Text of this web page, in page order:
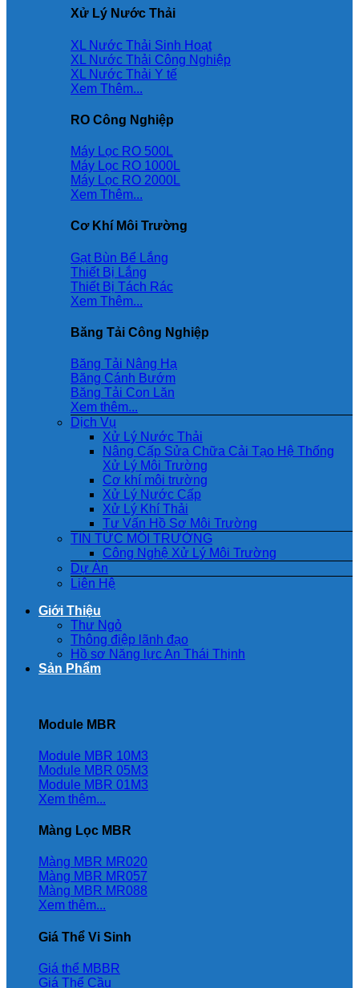
Xử Lý Nước Thải
XL Nước Thải Sinh Hoạt
XL Nước Thải Công Nghiệp
XL Nước Thải Y tế
Xem Thêm...
RO Công Nghiệp
Máy Lọc RO 500L
Máy Lọc RO 1000L
Máy Lọc RO 2000L
Xem Thêm...
Cơ Khí Môi Trường
Gạt Bùn Bể Lắng
Thiết Bị Lắng
Thiết Bị Tách Rác
Xem Thêm...
Băng Tải Công Nghiệp
Băng Tải Nâng Hạ
Băng Cánh Bướm
Băng Tải Con Lăn
Xem thêm...
Dịch Vụ
Xử Lý Nước Thải
Nâng Cấp Sửa Chữa Cải Tạo Hệ Thống
Xử Lý Môi Trường
Cơ khí môi trường
Xử Lý Nước Cấp
Xử Lý Khí Thải
Tư Vấn Hồ Sơ Môi Trường
TIN TỨC MÔI TRƯỜNG
Công Nghệ Xử Lý Môi Trường
Dự Án
Liên Hệ
Giới Thiệu
Thư Ngỏ
Thông điệp lãnh đạo
Hồ sơ Năng lực An Thái Thịnh
Sản Phẩm
Module MBR
Module MBR 10M3
Module MBR 05M3
Module MBR 01M3
Xem thêm...
Màng Lọc MBR
Màng MBR MR020
Màng MBR MR057
Màng MBR MR088
Xem thêm...
Giá Thể Vi Sinh
Giá thể MBBR
Giá Thể Cầu